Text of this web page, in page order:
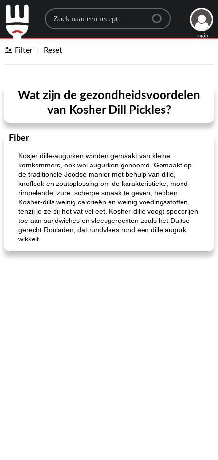
Search for a recipe
Login
Filter Reset
Wat zijn de gezondheidsvoordelen
van Kosher Dill Pickles?
Fiber
Kosjer dille-augurken worden gemaakt van kleine
komkommers, ook wel augurken genoemd. Gemaakt op
de traditionele Joodse manier met behulp van dille,
knoflook en zoutoplossing om de karakteristieke, mond-
rimpelende, zure, scherpe smaak te geven, hebben
Kosher-dills weinig calorieën en weinig voedingsstoffen,
tenzij je ze bij het vat vol eet. Kosher-dille voegt specerijen
toe aan sandwiches en vleesgerechten zoals het Duitse
gerecht Rouladen, dat rundvlees rond een dille augurk
wikkelt.